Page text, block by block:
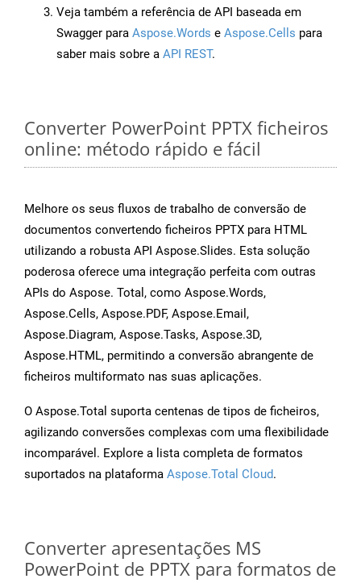
Veja também a referência de API baseada em
Swagger para Aspose.Words e Aspose.Cells para
saber mais sobre a API REST.
Converter PowerPoint PPTX ficheiros
online: método rápido e fácil
Melhore os seus fluxos de trabalho de conversão de
documentos convertendo ficheiros PPTX para HTML
utilizando a robusta API Aspose.Slides. Esta solução
poderosa oferece uma integração perfeita com outras
APIs do Aspose. Total, como Aspose.Words,
Aspose.Cells, Aspose.PDF, Aspose.Email,
Aspose.Diagram, Aspose.Tasks, Aspose.3D,
Aspose.HTML, permitindo a conversão abrangente de
ficheiros multiformato nas suas aplicações.
O Aspose.Total suporta centenas de tipos de ficheiros,
agilizando conversões complexas com uma flexibilidade
incomparável. Explore a lista completa de formatos
suportados na plataforma Aspose.Total Cloud.
Converter apresentações MS
PowerPoint de PPTX para formatos de